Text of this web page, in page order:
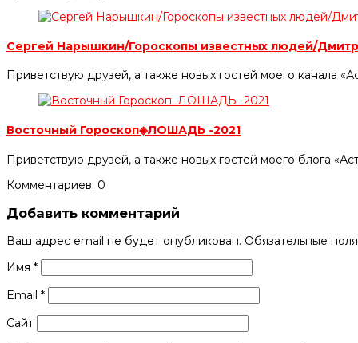
Сергей Нарышкин/Гороскопы известных людей/
Приветствую друзей, а также новых гостей моего канала
Восточный Гороскоп◈ЛОШАДЬ -2021
Приветствую друзей, а также новых гостей моего блога
Комментариев: 0
Добавить комментарий
Ваш адрес email не будет опубликован. Обязательные
Имя *
Email *
Сайт